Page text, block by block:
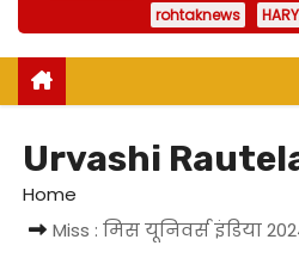
rohtaknews
Urvashi
Home
Miss : मिस यूनिवर्स इंडिया